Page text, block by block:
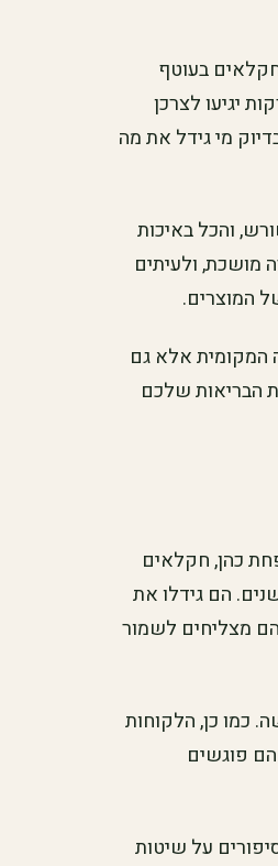
בעוטף
יגיעו לצרכן
מי גידל את מה
והכל באיכות
מושכת, ולעיתים
המוצרים.
המקומית אלא גם
הבריאות שלכם
כהן, חקלאים
הם גידלו את
מצליחים לשמור
כמו כן, הלקוחות
פוגשים
על שיטות